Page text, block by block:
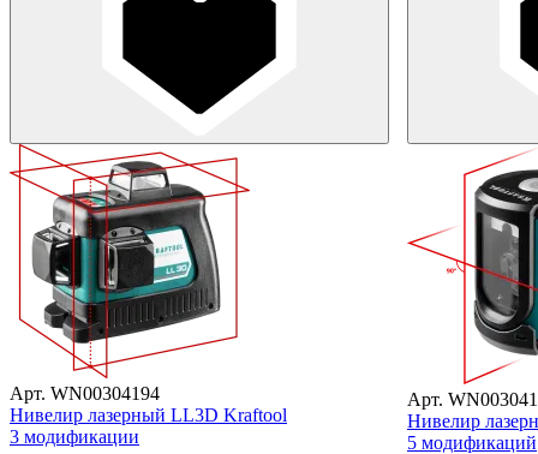
Арт. WN00304194
Нивелир лазерный LL3D Kraftool
3 модификации
Арт.
Нивелир
5 модификаций